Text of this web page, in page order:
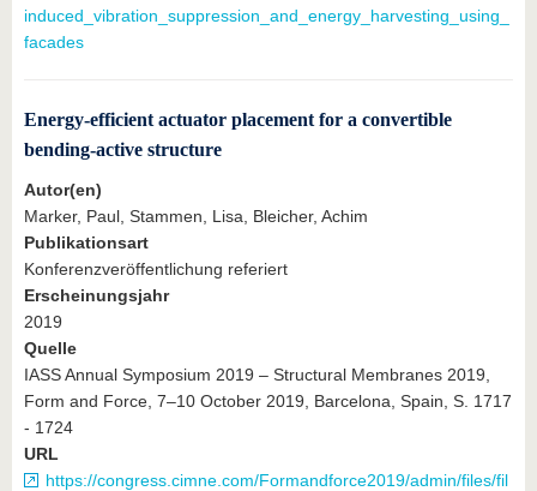
induced_vibration_suppression_and_energy_harvesting_using_
facades
Energy-efficient actuator placement for a convertible
bending-active structure
Autor(en)
Marker, Paul, Stammen, Lisa, Bleicher, Achim
Publikationsart
Konferenzveröffentlichung referiert
Erscheinungsjahr
2019
Quelle
IASS Annual Symposium 2019 – Structural Membranes 2019,
Form and Force, 7–10 October 2019, Barcelona, Spain, S. 1717
- 1724
URL
https://congress.cimne.com/Formandforce2019/admin/files/fil